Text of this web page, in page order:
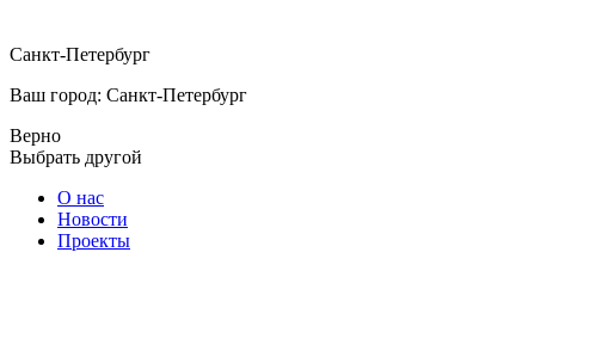
Санкт-Петербург
Ваш город: Санкт-Петербург
Верно
Выбрать другой
О нас
Новости
Проекты